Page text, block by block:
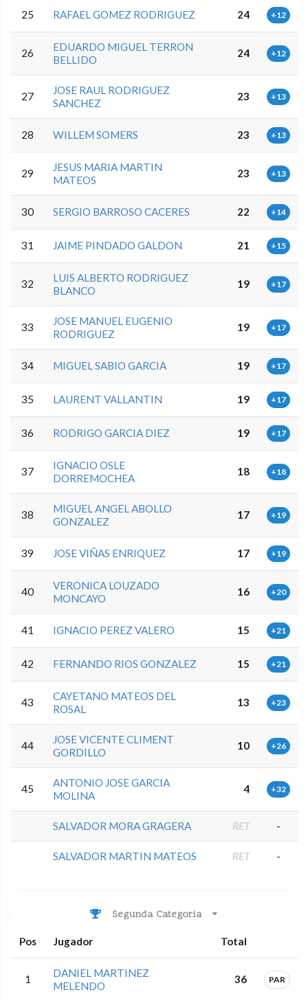
25 RAFAEL GOMEZ RODRIGUEZ 24 +12
26
EDUARDO MIGUEL TERRON
BELLIDO
24 +12
27
JOSE RAUL RODRIGUEZ
SANCHEZ
23 +13
28 WILLEM SOMERS 23 +13
29
JESUS MARIA MARTIN
MATEOS
23 +13
30 SERGIO BARROSO CACERES 22 +14
31 JAIME PINDADO GALDON 21 +15
32
LUIS ALBERTO RODRIGUEZ
BLANCO
19 +17
33
JOSE MANUEL EUGENIO
RODRIGUEZ
19 +17
34 MIGUEL SABIO GARCIA 19 +17
35 LAURENT VALLANTIN 19 +17
36 RODRIGO GARCIA DIEZ 19 +17
37
IGNACIO OSLE
DORREMOCHEA
18 +18
38
MIGUEL ANGEL ABOLLO
GONZALEZ
17 +19
39 JOSE VIÑAS ENRIQUEZ 17 +19
40
VERONICA LOUZADO
MONCAYO
16 +20
41 IGNACIO PEREZ VALERO 15 +21
42 FERNANDO RIOS GONZALEZ 15 +21
43
CAYETANO MATEOS DEL
ROSAL
13 +23
44
JOSE VICENTE CLIMENT
GORDILLO
10 +26
45
ANTONIO JOSE GARCIA
MOLINA
4 +32
SALVADOR MORA GRAGERA RET -
SALVADOR MARTIN MATEOS RET -
Segunda Categoria
Pos Jugador Total
1
DANIEL MARTINEZ
MELENDO
36 PAR